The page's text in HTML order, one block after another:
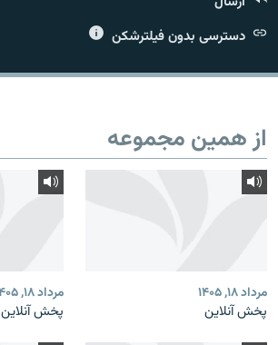
دسترسی بدون فیلترشکن
از همین مجموعه
مرداد ۱۸, ۱۴۰۵
پخش آنلاین
مرداد ۱۸, ۱۴۰۵
پخش آنلاین